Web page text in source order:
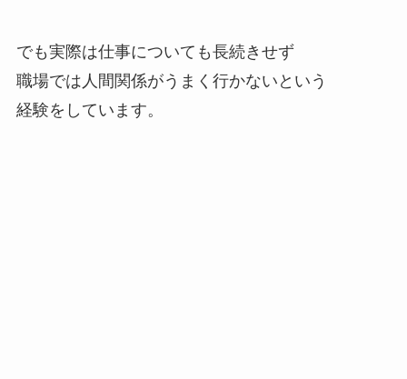
でも実際は仕事についても長続きせず
職場では人間関係がうまく行かないという
経験をしています。